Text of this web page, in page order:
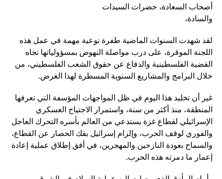
أصحاب السعادة، حضرات السيدات
والسادة،
لقد شهدت السنوات الماضية طفرة نوعية مهمة في عمل هذه
اللجنة الموقرة، على درب مواصلة النهوض بمسؤولياتها تجاه
القضية الفلسطينية والدفاع عن حقوق الشعب الفلسطيني، من
خلال البرامج والمشاريع السنوية المسطرة لهذا الغرض.
غير أن تخليد هذا اليوم في ظل المواجهات المؤسفة التي تعرفها
المنطقة، منذ أكثر من سنة، واستمرار الاجتياح العسكري
الإسرائيلي لقطاع غزة يستدعي من العالم بأسره التحرك العاجل
والفوري لوقف الحرب، وإلزام إسرائيل بفك الحصار عن القطاع،
والسماح بعودة النازحين والمهجرين، في أفق إطلاق عملية إعادة
إعمار ما دمرته هذه الحرب.